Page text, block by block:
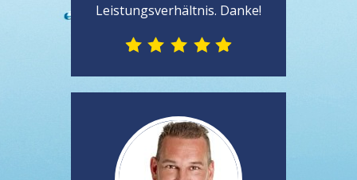
Leistungsverhältnis. Danke!